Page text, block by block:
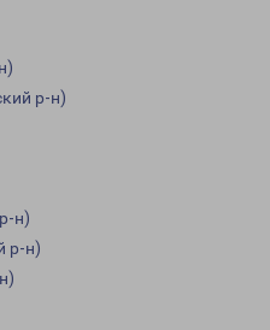
р-н)
н)
р-н)